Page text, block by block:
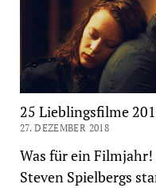
25 Lieblingsfilme
27. DEZEMBER 2018
Was für ein
Steven Spielbergs